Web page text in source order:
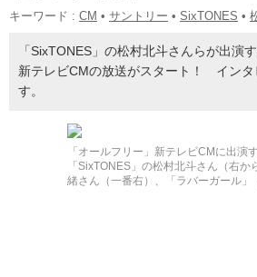
キーワード : CM • サントリー • SixTONES •
「SixTONES」の松村北斗さんらが出演
新テレビCMの放送がスタート！ インタ
す。
「オールフリー」新テレビCMに出演
「SixTONES」の松村北斗さん（右か
緒さん（一番右）、「ラバーガール」